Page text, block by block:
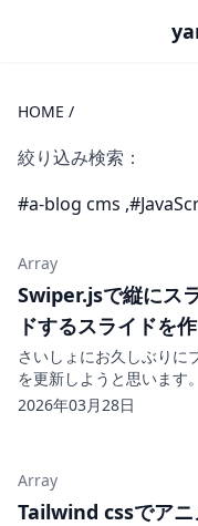
HOME /
絞り込み検索：
#a-blog cms ,
Array
Swiper.jsで縦にス
ドするスライドを
みた💻
さいしょにお久しぶりに
を更新しようと思います
はSwiper.jsで縦にスライ
うになっています。縦の
2026年03月28日
Array
Tailwind cssでアニ